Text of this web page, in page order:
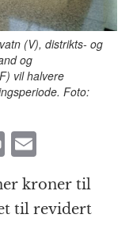
(V), distrikts- og
og
vil halvere
Foto:
P
ri
n ai
kroner til
til revidert